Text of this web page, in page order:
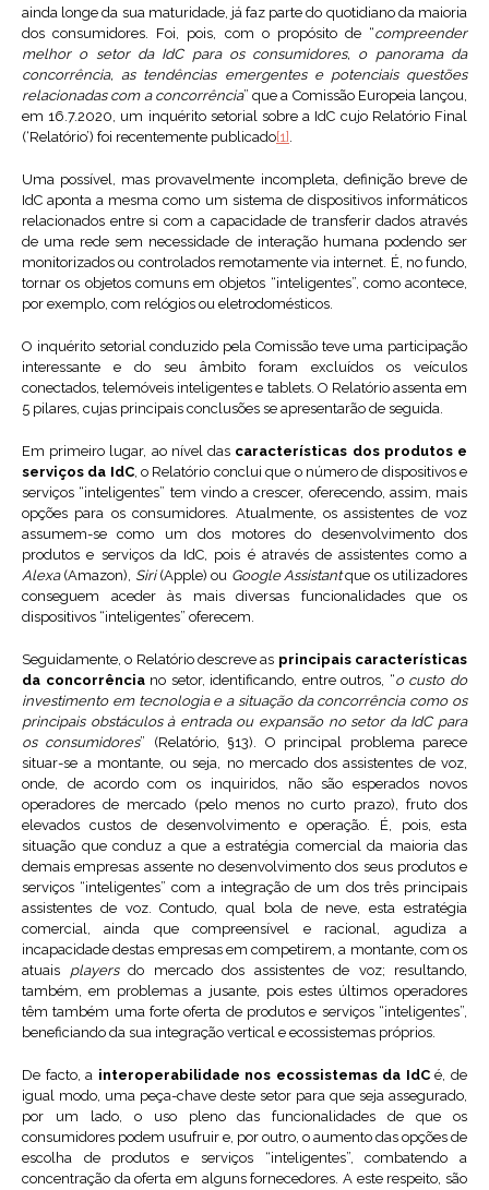
ainda longe da sua maturidade, já faz parte do quotidiano da maioria
dos consumidores. Foi, pois, com o propósito de “compreender
melhor o setor da IdC para os consumidores, o panorama da
concorrência, as tendências emergentes e potenciais questões
relacionadas com a concorrência” que a Comissão Europeia lançou,
em 16.7.2020, um inquérito setorial sobre a IdC cujo Relatório Final
(‘Relatório’) foi recentemente publicado[1] .
Uma possível, mas provavelmente incompleta, definição breve de
IdC aponta a mesma como um sistema de dispositivos informáticos
relacionados entre si com a capacidade de transferir dados através
de uma rede sem necessidade de interação humana podendo ser
monitorizados ou controlados remotamente via internet. É, no fundo,
tornar os objetos comuns em objetos “inteligentes”, como acontece,
por exemplo, com relógios ou eletrodomésticos.
O inquérito setorial conduzido pela Comissão teve uma participação
interessante e do seu âmbito foram excluídos os veículos
conectados, telemóveis inteligentes e tablets. O Relatório assenta em
5 pilares, cujas principais conclusões se apresentarão de seguida.
Em primeiro lugar, ao nível das características dos produtos e
serviços da IdC, o Relatório conclui que o número de dispositivos e
serviços “inteligentes” tem vindo a crescer, oferecendo, assim, mais
opções para os consumidores. Atualmente, os assistentes de voz
assumem-se como um dos motores do desenvolvimento dos
produtos e serviços da IdC, pois é através de assistentes como a
Alexa(Amazon), Siri(Apple) ou Google Assistantque os utilizadores
conseguem aceder às mais diversas funcionalidades que os
dispositivos “inteligentes” oferecem.
Seguidamente, o Relatório descreve as principais características
da concorrênciano setor, identificando, entre outros, “o custo do
investimento em tecnologia e a situação da concorrência como os
principais obstáculos à entrada ou expansão no setor da IdC para
os consumidores” (Relatório, §13). O principal problema parece
situar-se a montante, ou seja, no mercado dos assistentes de voz,
onde, de acordo com os inquiridos, não são esperados novos
operadores de mercado (pelo menos no curto prazo), fruto dos
elevados custos de desenvolvimento e operação. É, pois, esta
situação que conduz a que a estratégia comercial da maioria das
demais empresas assente no desenvolvimento dos seus produtos e
serviços “inteligentes” com a integração de um dos três principais
assistentes de voz. Contudo, qual bola de neve, esta estratégia
comercial, ainda que compreensível e racional, agudiza a
incapacidade destas empresas em competirem, a montante, com os
atuais players do mercado dos assistentes de voz; resultando,
também, em problemas a jusante, pois estes últimos operadores
têm também uma forte oferta de produtos e serviços “inteligentes”,
beneficiando da sua integração vertical e ecossistemas próprios.
De facto, a interoperabilidade nos ecossistemas da IdCé, de
igual modo, uma peça-chave deste setor para que seja assegurado,
por um lado, o uso pleno das funcionalidades de que os
consumidores podem usufruir e, por outro, o aumento das opções de
escolha de produtos e serviços “inteligentes”, combatendo a
concentração da oferta em alguns fornecedores. A este respeito, são